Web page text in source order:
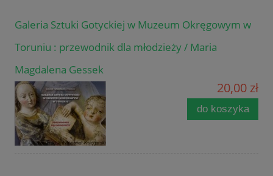
Galeria Sztuki Gotyckiej w Muzeum Okręgowym w
Toruniu : przewodnik dla młodzieży / Maria
Magdalena Gessek
20,00 zł
do koszyka